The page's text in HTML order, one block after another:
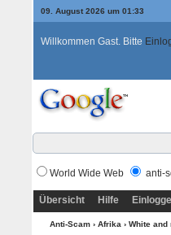
09. August 2026 um 01:33
Willkommen Gast. Bitte
World Wide Web anti-
Übersicht Hilfe
Anti-Scam› Afrika › White and